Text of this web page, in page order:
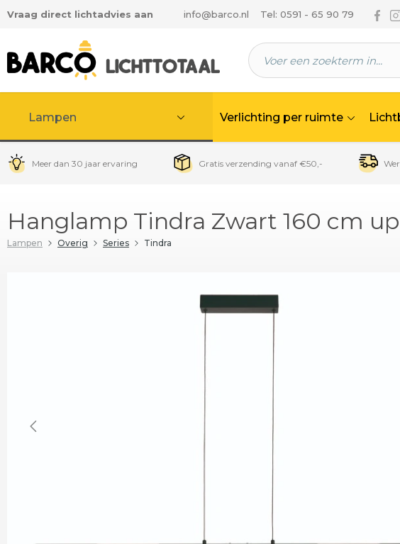
hoofdinhoud
Vraag direct lichtadvies aan info@barco.nl Tel: 0591 - 65 90 79
Lampen Verlichting per ruimte
Meer dan 30 jaar ervaring Gratis verzending vanaf €50,-
Hanglamp Tindra Zwart 160 cm
Lampen Overig Series Tindra